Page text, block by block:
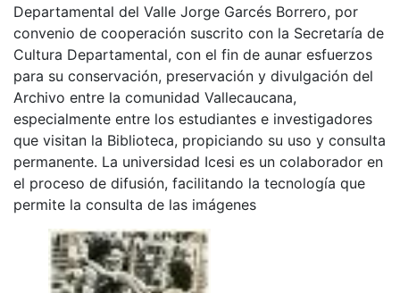
Departamental del Valle Jorge Garcés Borrero, por
convenio de cooperación suscrito con la Secretaría de
Cultura Departamental, con el fin de aunar esfuerzos
para su conservación, preservación y divulgación del
Archivo entre la comunidad Vallecaucana,
especialmente entre los estudiantes e investigadores
que visitan la Biblioteca, propiciando su uso y consulta
permanente. La universidad Icesi es un colaborador en
el proceso de difusión, facilitando la tecnología que
permite la consulta de las imágenes